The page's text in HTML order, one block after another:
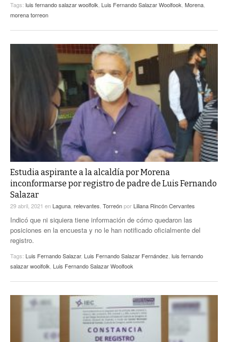
Tags: luis fernando salazar woolfolk Luis Fernando Salazar Woolfook Morena
morena torreon
Estudia aspirante a la alcaldía por Morena
inconformarse por registro de padre de Luis Fernando
Salazar
29 abril, 2021 en Laguna relevantes Torreónpor Liliana Rincón Cervantes
Indicó que ni siquiera tiene información de cómo quedaron las
posiciones en la encuesta y no le han notificado oficialmente del
registro.
Tags: Luis Fernando Salazar, Luis Fernando Salazar Fernández luis fernando
salazar woolfolk Luis Fernando Salazar Woolfook